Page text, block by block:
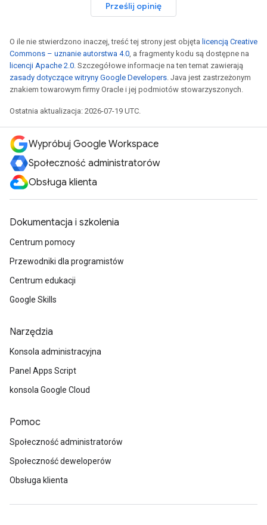
Prześlij opinię
O ile nie stwierdzono inaczej, treść tej strony jest objęta licencją Creative
Commons – uznanie autorstwa 4.0, a fragmenty kodu są dostępne na
licencji Apache 2.0. Szczegółowe informacje na ten temat zawierają
zasady dotyczące witryny Google Developers. Java jest zastrzeżonym
znakiem towarowym firmy Oracle i jej podmiotów stowarzyszonych.
Ostatnia aktualizacja: 2026-07-19 UTC.
Wypróbuj Google Workspace
Społeczność administratorów
Obsługa klienta
Dokumentacja i szkolenia
Centrum pomocy
Przewodniki dla programistów
Centrum edukacji
Google Skills
Narzędzia
Konsola administracyjna
Panel Apps Script
konsola Google Cloud
Pomoc
Społeczność administratorów
Społeczność deweloperów
Obsługa klienta